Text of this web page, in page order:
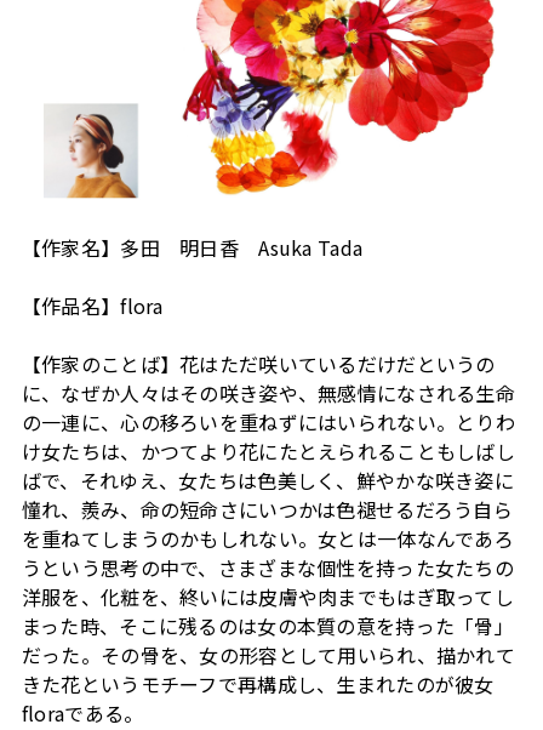
【作家名】多田 明日香 Asuka Tada
【作品名】flora
【作家のことば】花はただ咲いているだけだというの
に、なぜか人々はその咲き姿や、無感情になされる生命
の一連に、心の移ろいを重ねずにはいられない。とりわ
け女たちは、かつてより花にたとえられることもしばし
ばで、それゆえ、女たちは色美しく、鮮やかな咲き姿に
憧れ、羨み、命の短命さにいつかは色褪せるだろう自ら
を重ねてしまうのかもしれない。女とは一体なんであろ
うという思考の中で、さまざまな個性を持った女たちの
洋服を、化粧を、終いには皮膚や肉までもはぎ取ってし
まった時、そこに残るのは女の本質の意を持った「骨」
だった。その骨を、女の形容として用いられ、描かれて
きた花というモチーフで再構成し、生まれたのが彼女
floraである。